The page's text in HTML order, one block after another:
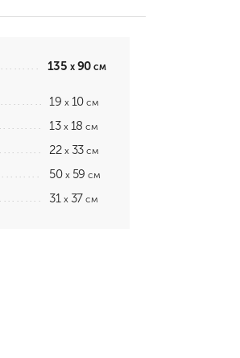
135 x90 см
19 x10 см
13 x18 см
22 x33 см
50 x59 см
31 x37 см